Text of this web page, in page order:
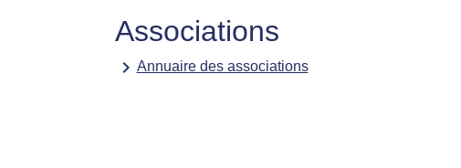
Associations
keyboard_arrow_rightAnnuaire des associations